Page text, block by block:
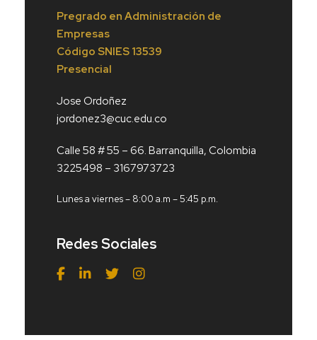
Pregrado en Administración de
Empresas
Código SNIES 13539
Presencial
Jose Ordoñez
jordonez3@cuc.edu.co
Calle 58 # 55 – 66. Barranquilla, Colombia
3225498 – 3167973723
Lunes a viernes – 8:00 a.m – 5:45 p.m.
Redes Sociales